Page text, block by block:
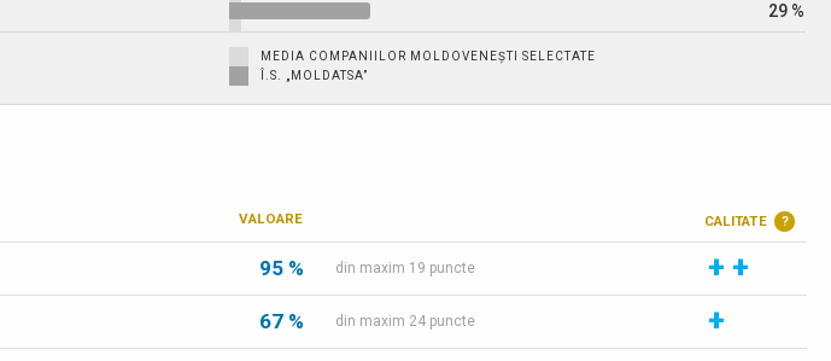
29 %
MEDIA COMPANIILOR MOLDOVENEȘTI SELECTATE
Î.S. „MOLDATSA”
VALOARE CALITATE ?
95 % din maxim 19 puncte + +
67 % din maxim 24 puncte +